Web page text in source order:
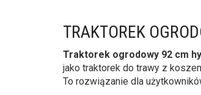
TRAKTOREK
Traktorek ogrodowy 92 cm
jako traktorek do trawy z
To rozwiązanie dla